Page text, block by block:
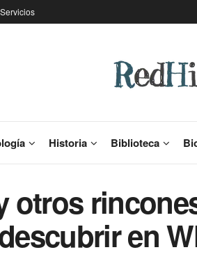
Servicios
Historia Biblioteca
otros
en